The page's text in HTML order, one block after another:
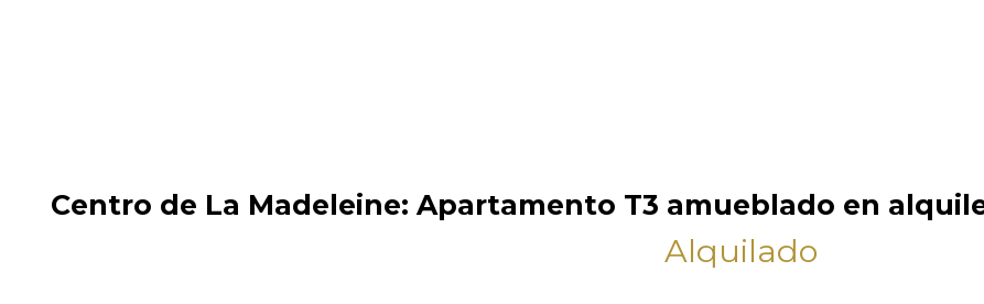
Centro de La Madeleine: Apartamento T3 amueblado en
Alquilado